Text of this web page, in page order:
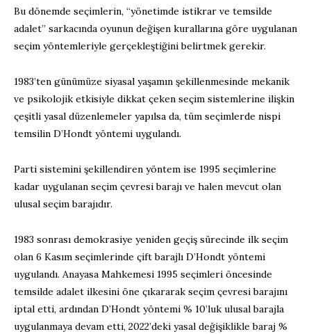
Bu dönemde seçimlerin, “yönetimde istikrar ve temsilde
adalet” sarkacında oyunun değişen kurallarına göre uygulanan
seçim yöntemleriyle gerçekleştiğini belirtmek gerekir.
1983’ten günümüze siyasal yaşamın şekillenmesinde mekanik
ve psikolojik etkisiyle dikkat çeken seçim sistemlerine ilişkin
çeşitli yasal düzenlemeler yapılsa da, tüm seçimlerde nispi
temsilin D’Hondt yöntemi uygulandı.
Parti sistemini şekillendiren yöntem ise 1995 seçimlerine
kadar uygulanan seçim çevresi barajı ve halen mevcut olan
ulusal seçim barajıdır.
1983 sonrası demokrasiye yeniden geçiş sürecinde ilk seçim
olan 6 Kasım seçimlerinde çift barajlı D’Hondt yöntemi
uygulandı. Anayasa Mahkemesi 1995 seçimleri öncesinde
temsilde adalet ilkesini öne çıkararak seçim çevresi barajını
iptal etti, ardından D’Hondt yöntemi % 10’luk ulusal barajla
uygulanmaya devam etti, 2022’deki yasal değişiklikle baraj %